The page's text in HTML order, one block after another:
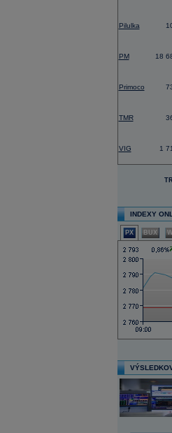
Pilulka
PM 18
Primoco
TMR
VIG 1
INDEXY
PX BUX